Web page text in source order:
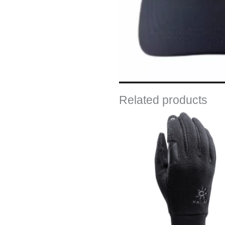
Related products